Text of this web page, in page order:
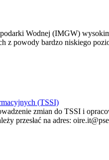
Wodnej (IMGW)
powody bardzo niskiego
(TSSI)
zmian do TSSI i
przesłać na adres: